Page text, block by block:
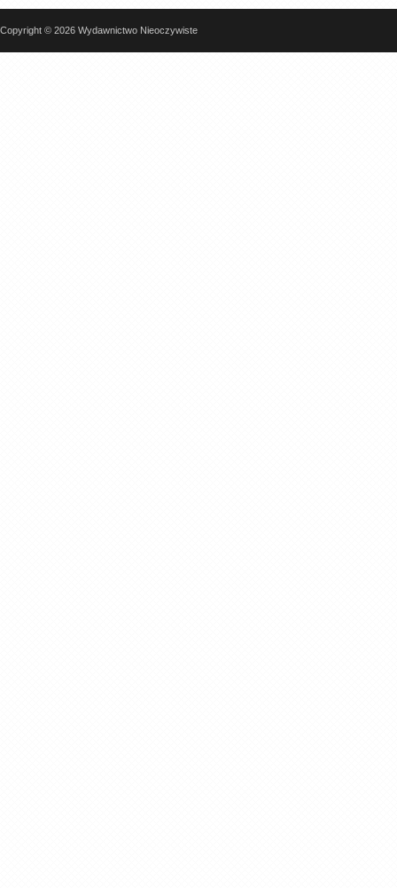
Copyright © 2026 Wydawnictwo Nieoczywiste